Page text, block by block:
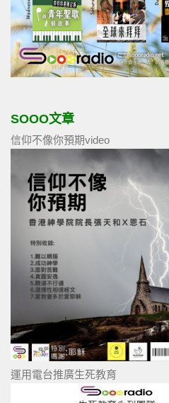
SOOO文章
信仰不像你預期video
運用電台推廣生死教育